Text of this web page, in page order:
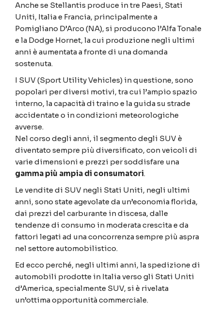
Anche se Stellantis produce in tre Paesi, Stati
Uniti, Italia e Francia, principalmente a
Pomigliano D’Arco (NA), si producono l’Alfa Tonale
e la Dodge Hornet, la cui produzione negli ultimi
anni è aumentata a fronte di una domanda
sostenuta.
I SUV (Sport Utility Vehicles) in questione, sono
popolari per diversi motivi, tra cui l’ampio spazio
interno, la capacità di traino e la guida su strade
accidentate o in condizioni meteorologiche
avverse.
Nel corso degli anni, il segmento degli SUV è
diventato sempre più diversificato, con veicoli di
varie dimensioni e prezzi per soddisfare una
gamma più ampia di consumatori.
Le vendite di SUV negli Stati Uniti, negli ultimi
anni, sono state agevolate da un’economia florida,
dai prezzi del carburante in discesa, dalle
tendenze di consumo in moderata crescita e da
fattori legati ad una concorrenza sempre più aspra
nel settore automobilistico.
Ed ecco perché, negli ultimi anni, la spedizione di
automobili prodotte in Italia verso gli Stati Uniti
d’America, specialmente SUV, si è rivelata
un’ottima opportunità commerciale.